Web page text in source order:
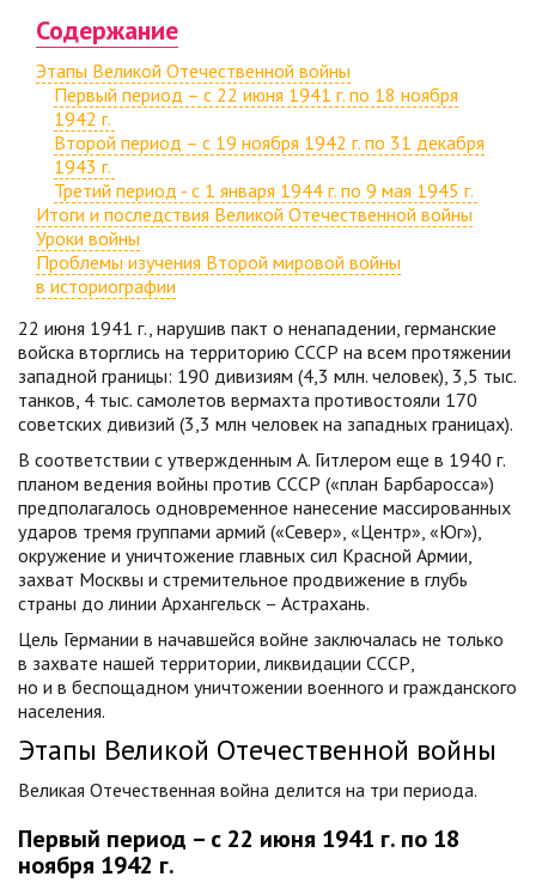
Содержание
Этапы Великой Отечественной войны
Первый период – с 22 июня 1941 г. по 18 ноября
1942 г.
Второй период – с 19 ноября 1942 г. по 31 декабря
1943 г.
Третий период - с 1 января 1944 г. по 9 мая 1945 г.
Итоги и последствия Великой Отечественной войны
Уроки войны
Проблемы изучения Второй мировой войны
в историографии
22 июня 1941 г., нарушив пакт о ненападении, германские
войска вторглись на территорию СССР на всем протяжении
западной границы: 190 дивизиям (4,3 млн. человек), 3,5 тыс.
танков, 4 тыс. самолетов вермахта противостояли 170
советских дивизий (3,3 млн человек на западных границах).
В соответствии с утвержденным А. Гитлером еще в 1940 г.
планом ведения войны против СССР («план Барбаросса»)
предполагалось одновременное нанесение массированных
ударов тремя группами армий («Север», «Центр», «Юг»),
окружение и уничтожение главных сил Красной Армии,
захват Москвы и стремительное продвижение в глубь
страны до линии Архангельск – Астрахань.
Цель Германии в начавшейся войне заключалась не только
в захвате нашей территории, ликвидации СССР,
но и в беспощадном уничтожении военного и гражданского
населения.
Этапы Великой Отечественной войны
Великая Отечественная война делится на три периода.
Первый период – с 22 июня 1941 г. по 18
ноября 1942 г.